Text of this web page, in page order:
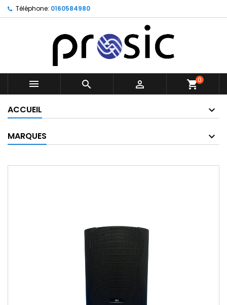
Téléphone: 0160584980
   shopping_cart0
ACCUEIL
MARQUES